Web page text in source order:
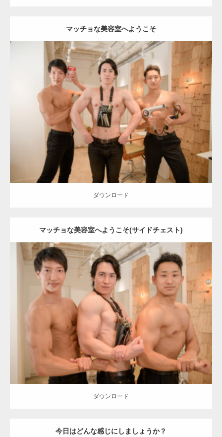
マッチョな美容室へようこそ
Update:2023.02.11
Category: 美容室のマッチョ inori AKIHITO(細マッチョ) SOSUKE 外
資系筋肉 肩 表参道 (東京)
ダウンロード
ダウンロード
マッチョな美容室へようこそ(サイドチェスト)
Update:2023.02.11
Category: 美容室のマッチョ inori 外資系筋肉
AKIHITO(細マッチョ)
上腕二頭筋 上腕三頭筋 肩 表参道 (東京)
ダウンロード
ダウンロード
今日はどんな感じにしましょうか？